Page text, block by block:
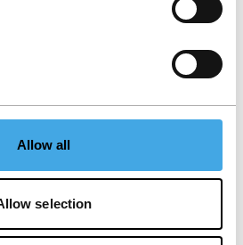
Allow all
selection
overgeslagen.